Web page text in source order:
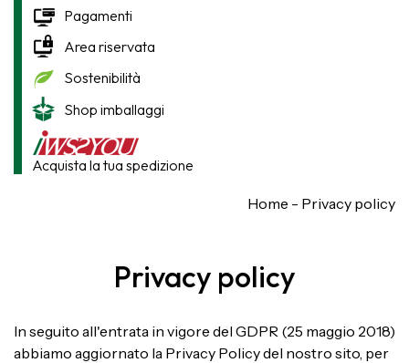
Pagamenti
Area riservata
Sostenibilità
Shop imballaggi
Acquista la tua spedizione
Home - Privacy policy
Privacy policy
In seguito all'entrata in vigore del GDPR (25 maggio 2018)
abbiamo aggiornato la Privacy Policy del nostro sito, per